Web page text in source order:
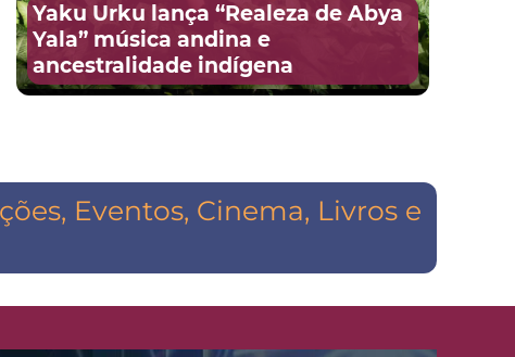
Yaku Urku lança “Realeza de Abya
Yala” música andina e
ancestralidade indígena
Eventos, Cinema, Livros e